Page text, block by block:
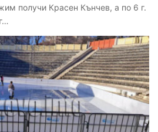
получи Красен Кънчев, а по 6 г.